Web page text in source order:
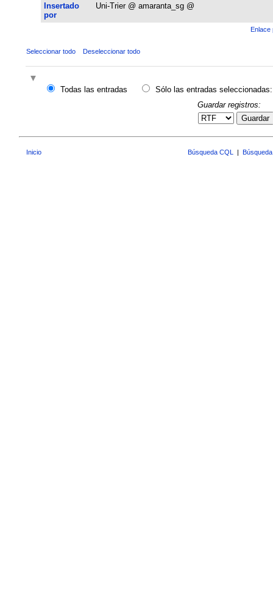
Insertado
por
Uni-Trier @ amaranta_sg @
Enlace
Seleccionar todo Deseleccionar todo
Todas las entradas
Sólo las entradas seleccionadas:
Guardar registros:
Guardar
Inicio Búsqueda CQL